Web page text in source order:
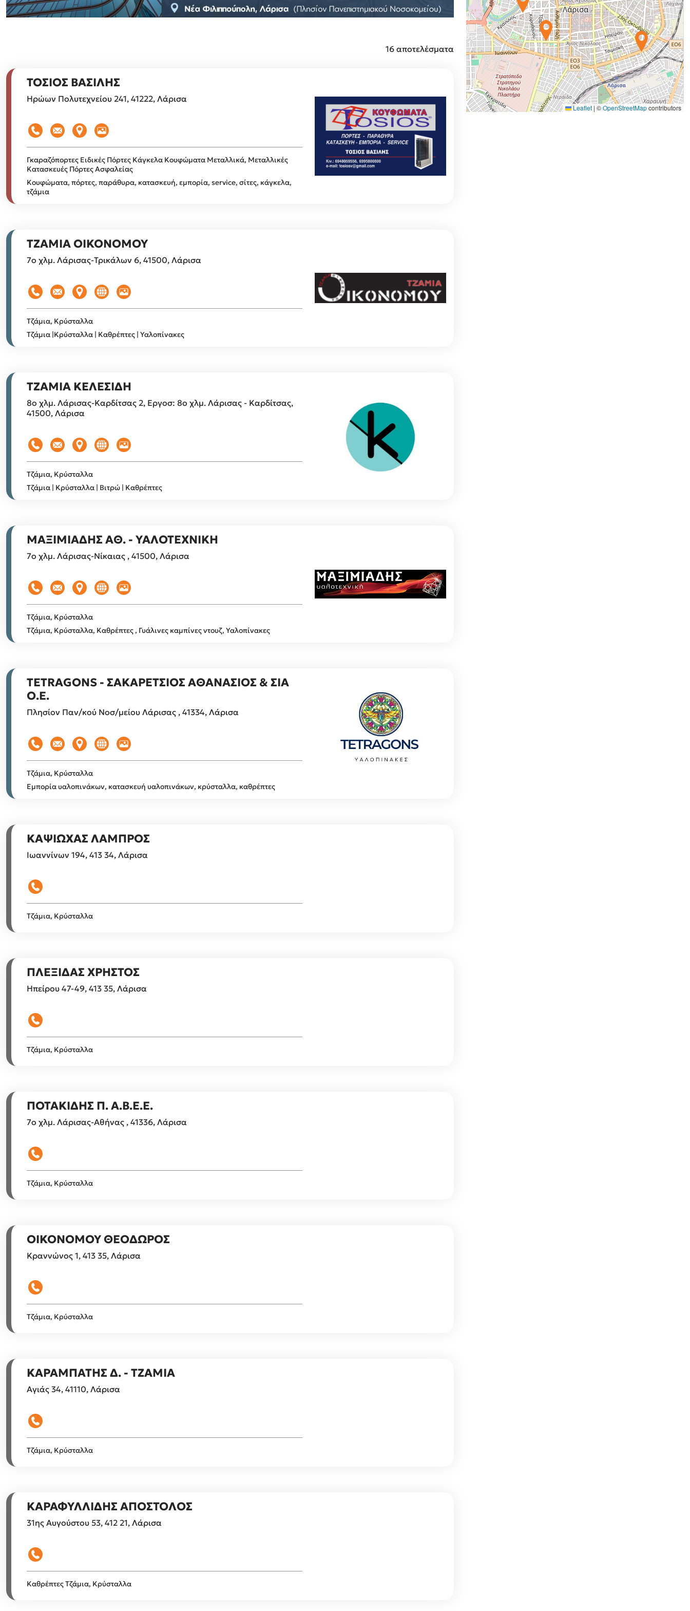
16 αποτελέσματα
ΤΟΣΙΟΣ ΒΑΣΙΛΗΣ
Ηρώων Πολυτεχνείου 241, 41222, Λάρισα
Γκαραζόπορτες Ειδικές Πόρτες Κάγκελα Κουφώματα Μεταλλικά, Μεταλλικές
Κατασκευές Πόρτες Ασφαλείας
Κουφώματα, πόρτες, παράθυρα, κατασκευή, εμπορία, service, σίτες, κάγκελα,
τζάμια
ΤΖΑΜΙΑ ΟΙΚΟΝΟΜΟΥ
7ο χλμ. Λάρισας-Τρικάλων 6, 41500, Λάρισα
Τζάμια, Κρύσταλλα
Τζάμια |Κρύσταλλα | Καθρέπτες | Υαλοπίνακες
ΤΖΑΜΙΑ ΚΕΛΕΣΙΔΗ
8ο χλμ. Λάρισας-Καρδίτσας 2, Εργοσ: 8ο χλμ. Λάρισας - Καρδίτσας,
41500, Λάρισα
Τζάμια, Κρύσταλλα
Τζάμια | Κρύσταλλα | Βιτρώ | Καθρέπτες
ΜΑΞΙΜΙΑΔΗΣ ΑΘ. - ΥΑΛΟΤΕΧΝΙΚΗ
7ο χλμ. Λάρισας-Νίκαιας , 41500, Λάρισα
Τζάμια, Κρύσταλλα
Τζάμια, Κρύσταλλα, Καθρέπτες , Γυάλινες καμπίνες ντουζ, Υαλοπίνακες
TETRAGONS - ΣΑΚΑΡΕΤΣΙΟΣ ΑΘΑΝΑΣΙΟΣ & ΣΙΑ
Ο.Ε.
Πλησίον Παν/κού Νοσ/μείου Λάρισας , 41334, Λάρισα
Τζάμια, Κρύσταλλα
Εμπορία υαλοπινάκων, κατασκευή υαλοπινάκων, κρύσταλλα, καθρέπτες
ΚΑΨΙΩΧΑΣ ΛΑΜΠΡΟΣ
Ιωαννίνων 194, 413 34, Λάρισα
Τζάμια, Κρύσταλλα
ΠΛΕΞΙΔΑΣ ΧΡΗΣΤΟΣ
Ηπείρου 47-49, 413 35, Λάρισα
Τζάμια, Κρύσταλλα
ΠΟΤΑΚΙΔΗΣ Π. Α.B.E.Ε.
7ο χλμ. Λάρισας-Αθήνας , 41336, Λάρισα
Τζάμια, Κρύσταλλα
ΟΙΚΟΝΟΜΟΥ ΘΕΟΔΩΡΟΣ
Κραννώνος 1, 413 35, Λάρισα
Τζάμια, Κρύσταλλα
ΚΑΡΑΜΠΑΤΗΣ Δ. - ΤΖΑΜΙΑ
Αγιάς 34, 41110, Λάρισα
Τζάμια, Κρύσταλλα
ΚΑΡΑΦΥΛΛΙΔΗΣ ΑΠΟΣΤΟΛΟΣ
31ης Αυγούστου 53, 412 21, Λάρισα
ΚαθρέπτεςΤζάμια, Κρύσταλλα
Leaflet | ©OpenStreetMapcontributors